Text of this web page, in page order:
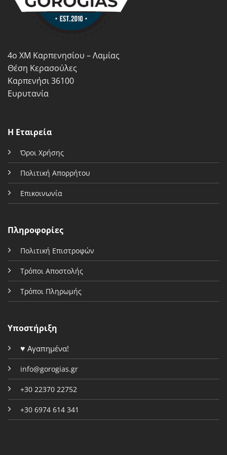
του
προϊόντος
να
4ο ΧΜ Καρπενησίου – Λαμίας
Θέση Κερασούλες
Καρπενήσι 36100
Ευρυτανία
Η Εταιρεία
Όροι Χρήσης
Πολιτική Απορρήτου
Επικοινωνία
Πληροφορίες
Πολιτική Επιστροφών
Τρόποι Αποστολής
Τρόποι Πληρωμής
Υποστήριξη
♥ Αγαπημένα!
info@gorogias.gr
+30 22370 22752
+30 6974 614 341